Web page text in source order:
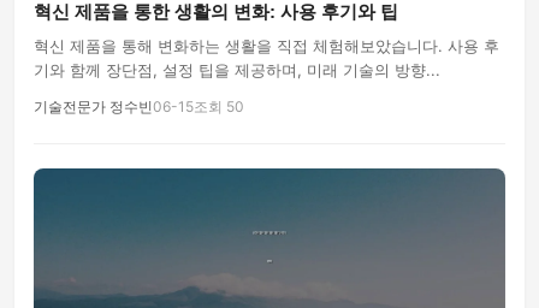
혁신 제품을 통한 생활의 변화: 사용 후기와 팁
혁신 제품을 통해 변화하는 생활을 직접 체험해보았습니다. 사용 후
기와 함께 장단점, 설정 팁을 제공하며, 미래 기술의 방향...
기술전문가 정수빈06-15조회 50